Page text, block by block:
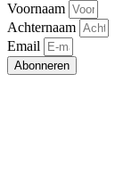
Voornaam
Achternaam
Email
Abonneren